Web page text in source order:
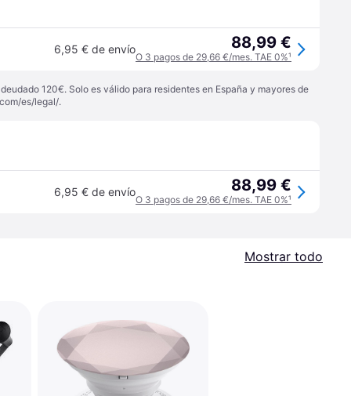
6,95 € de envío 88,99 €
O 3 pagos de 29,66 €/mes. TAE 0%¹
120€. Solo es válido para residentes en España y mayores de
es/legal/.
6,95 € de envío 88,99 €
O 3 pagos de 29,66 €/mes. TAE 0%¹
Mostrar todo